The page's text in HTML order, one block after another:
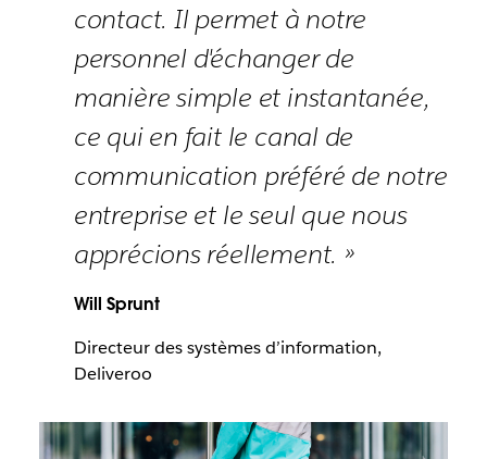
contact. Il permet à notre
personnel d'échanger de
manière simple et instantanée,
ce qui en fait le canal de
communication préféré de notre
entreprise et le seul que nous
apprécions réellement. »
Will Sprunt
Directeur des systèmes d’information,
Deliveroo